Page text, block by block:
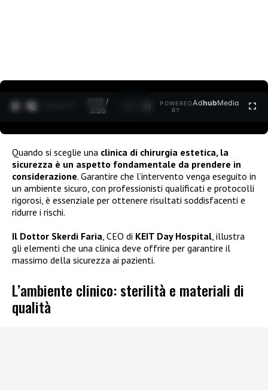
0:30 /
3:35
POWERED
BY
AdhubMedia
Quando si sceglie una clinica di chirurgia estetica, la
sicurezza è un aspetto fondamentale da prendere in
considerazione. Garantire che l’intervento venga eseguito in
un ambiente sicuro, con professionisti qualificati e protocolli
rigorosi, è essenziale per ottenere risultati soddisfacenti e
ridurre i rischi.
Il Dottor Skerdi Faria , CEO di KEIT Day Hospital , illustra
gli elementi che una clinica deve offrire per garantire il
massimo della sicurezza ai pazienti.
L’ambiente clinico: sterilità e materiali di
qualità